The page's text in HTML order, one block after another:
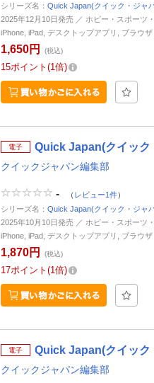
シリーズ名： Quick Japan(クイック・ジャ
2025年12月10日発売 ／ ホビー・スポーツ
iPhone, iPad, デスクトップアプリ, ブラウ
1,650円 (税込)
15ポイント 1倍
電子 Quick Japan(クイック
クイックジャパン編集部
- （ レビュー1件）
シリーズ名： Quick Japan(クイック・ジャ
2025年10月10日発売 ／ ホビー・スポーツ
iPhone, iPad, デスクトップアプリ, ブラウ
1,870円 (税込)
17ポイント 1倍
電子 Quick Japan(クイック
クイックジャパン編集部